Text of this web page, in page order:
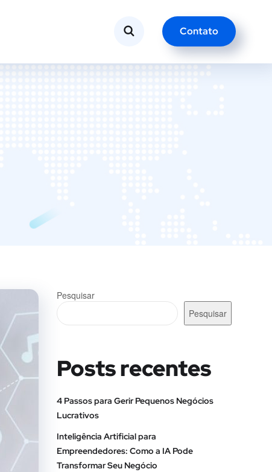
Contato
Pesquisar
Pesquisar
Posts recentes
4 Passos para Gerir Pequenos Negócios
Lucrativos
Inteligência Artificial para
Empreendedores: Como a IA Pode
Transformar Seu Negócio